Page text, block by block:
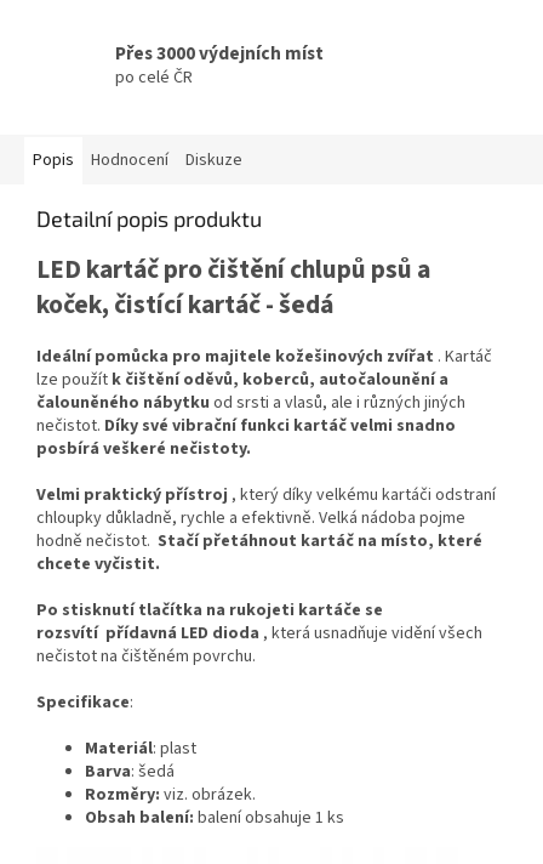
Přes 3000 výdejních míst
po celé ČR
Popis Hodnocení Diskuze
Detailní popis produktu
LED kartáč pro čištění chlupů psů a
koček, čistící kartáč - šedá
Ideální pomůcka pro majitele kožešinových zvířat . Kartáč
lze použít k čištění oděvů, koberců, autočalounění a
čalouněného nábytku od srsti a vlasů, ale i různých jiných
nečistot. Díky své vibrační funkci kartáč velmi snadno
posbírá veškeré nečistoty.
Velmi praktický přístroj , který díky velkému kartáči odstraní
chloupky důkladně, rychle a efektivně. Velká nádoba pojme
hodně nečistot. Stačí přetáhnout kartáč na místo, které
chcete vyčistit.
Po stisknutí tlačítka na rukojeti kartáče se
rozsvítí přídavná LED dioda , která usnadňuje vidění všech
nečistot na čištěném povrchu.
Specifikace:
Materiál: plast
Barva: šedá
Rozměry: viz. obrázek.
Obsah balení: balení obsahuje 1 ks